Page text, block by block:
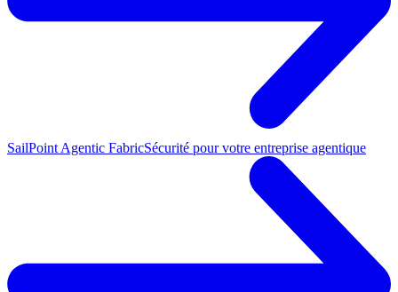
SailPoint Agentic FabricSécurité pour votre entreprise agentique